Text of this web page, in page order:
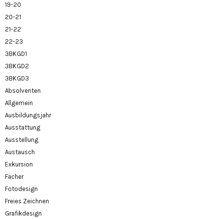
19-20
20-21
21-22
22-23
3BKGD1
3BKGD2
3BKGD3
Absolventen
Allgemein
Ausbildungsjahr
Ausstattung
Ausstellung
Austausch
Exkursion
Fächer
Fotodesign
Freies Zeichnen
Grafikdesign